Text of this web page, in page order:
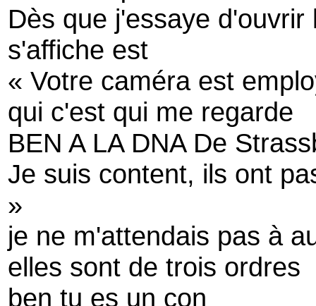
Dès que j'essaye
s'affiche est
« Votre caméra est
qui c'est qui me regarde
BEN A LA DNA De
Je suis content, ils ont
»
je ne m'attendais pas à
elles sont de trois ordres
ben tu es un con